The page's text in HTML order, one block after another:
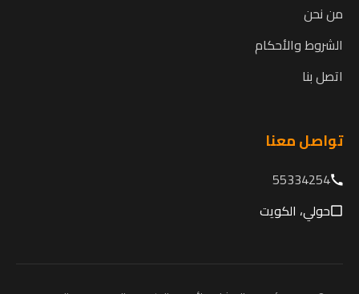
من نحن
الشروط والأحكام
اتصل بنا
تواصل معنا
55334254
حولي، الكويت